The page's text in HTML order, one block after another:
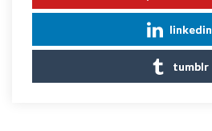
linkedin
tumblr